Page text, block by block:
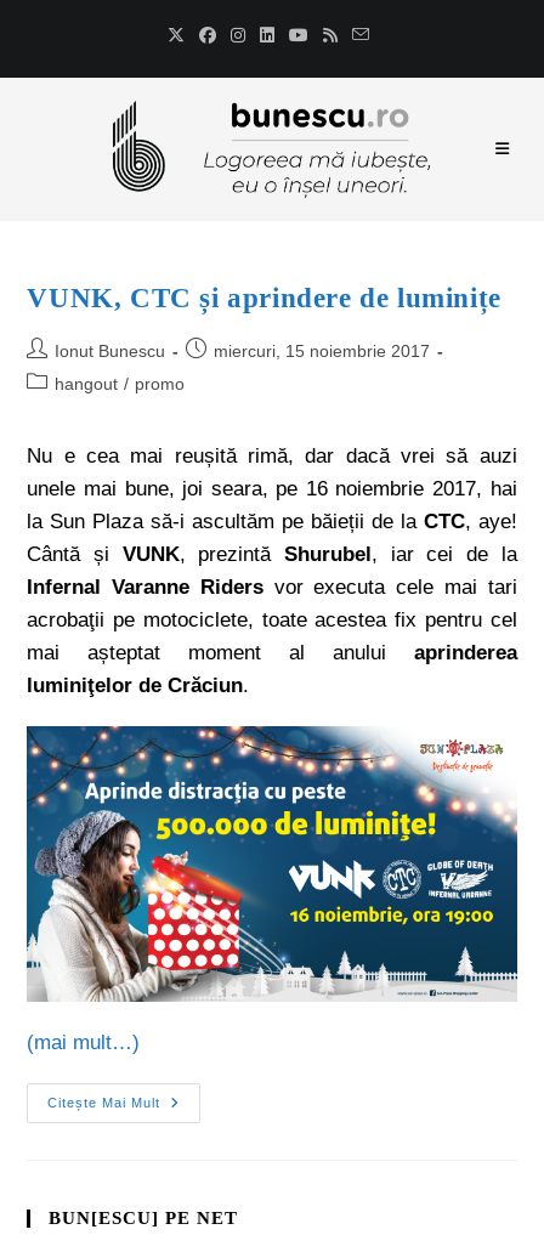
VUNK, CTC și aprindere de luminițe
Ionut Bunescu
miercuri, 15 noiembrie 2017
hangout / promo
Nu e cea mai reușită rimă, dar dacă vrei să auzi
unele mai bune, joi seara, pe 16 noiembrie 2017, hai
la Sun Plaza să-i ascultăm pe băieții de la CTC, aye!
Cântă și VUNK, prezintă Shurubel, iar cei de la
Infernal Varanne Ridersvor executa cele mai tari
acrobaţii pe motociclete, toate acestea fix pentru cel
mai așteptat moment al anului aprinderea
luminiţelor de Crăciun.
(mai mult…)
Citește Mai Mult
BUN[ESCU] PE NET